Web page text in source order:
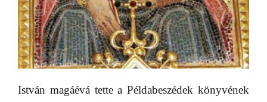
István magáévá tette a Példabeszédek könyvének